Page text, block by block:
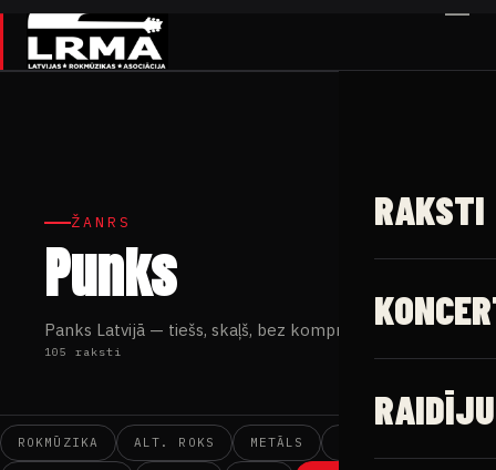
✕
RAKSTI
ŽANRS
Punks
Panks Latvijā — tiešs, skaļš, bez kompromisiem.
105 raksti
ROKMŪZIKA ALT. ROKS METĀLS